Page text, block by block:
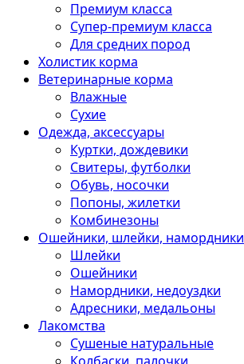
Премиум класса
Супер-премиум класса
Для средних пород
Холистик корма
Ветеринарные корма
Влажные
Сухие
Одежда, аксессуары
Куртки, дождевики
Свитеры, футболки
Обувь, носочки
Попоны, жилетки
Комбинезоны
Ошейники, шлейки, намордники
Шлейки
Ошейники
Намордники, недоуздки
Адресники, медальоны
Лакомства
Сушеные натуральные